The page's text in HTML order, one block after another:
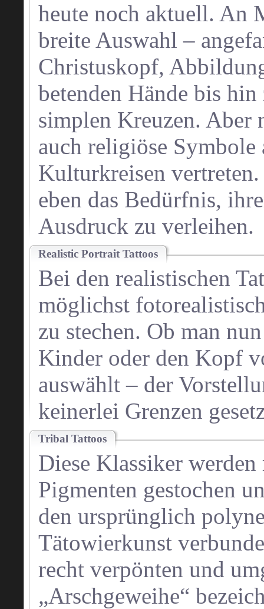
heute noch aktuell. An
breite Auswahl –
Christuskopf,
betenden Hände bis
simplen Kreuzen. Aber
auch religiöse Symbole
Kulturkreisen
eben das Bedürfnis,
Ausdruck zu verleihen.
Realistic Portrait Tattoos
Bei den realistischen
möglichst
zu stechen. Ob man
Kinder oder den Kopf
auswählt – der
keinerlei Grenzen
Tribal Tattoos
Diese Klassiker
Pigmenten gestochen
den ursprünglich
Tätowierkunst
recht verpönten und
„Arschgeweihe“